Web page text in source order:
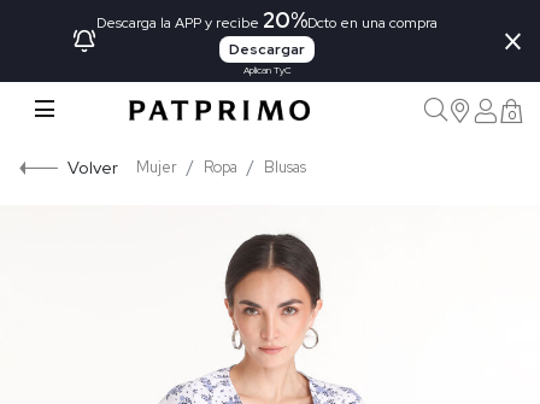
Descarga la APP y recibe 20%Dcto en una compra
Descargar
Aplican TyC
×
0
Volver Mujer Ropa Blusas